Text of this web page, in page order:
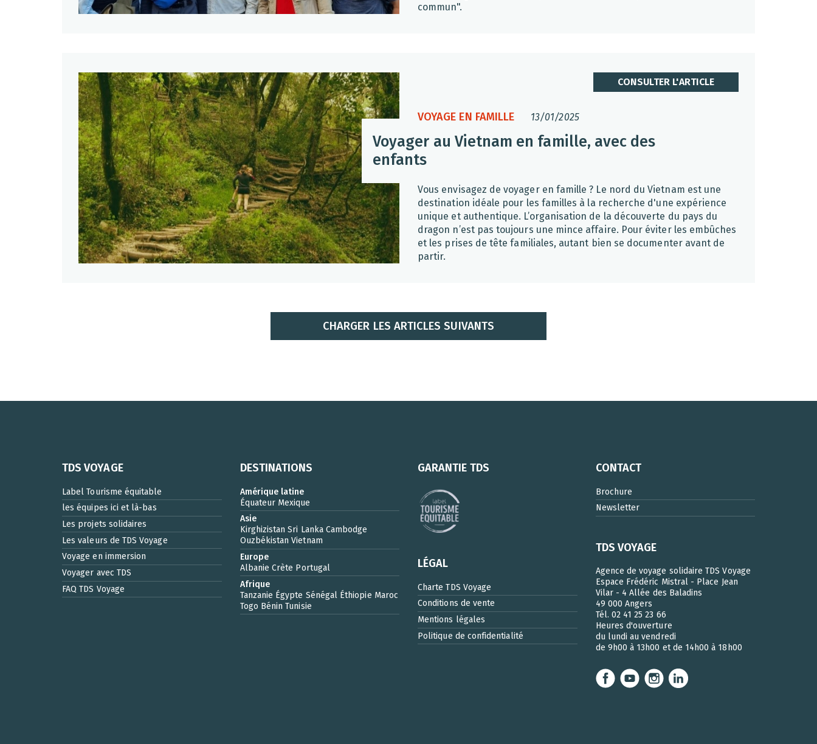
commun".
CONSULTER L'ARTICLE
VOYAGE EN FAMILLE 13/01/2025
Voyager au Vietnam en famille, avec des
enfants
Vous envisagez de voyager en famille ? Le nord du Vietnam est une
destination idéale pour les familles à la recherche d'une expérience
unique et authentique. L’organisation de la découverte du pays du
dragon n’est pas toujours une mince affaire. Pour éviter les embûches
et les prises de tête familiales, autant bien se documenter avant de
partir.
CHARGER LES ARTICLES SUIVANTS
TDS VOYAGE
Label Tourisme équitable
les équipes ici et là-bas
Les projets solidaires
Les valeurs de TDS Voyage
Voyage en immersion
Voyager avec TDS
FAQ TDS Voyage
DESTINATIONS
Amérique latine
Équateur Mexique
Asie
Kirghizistan Sri Lanka Cambodge
Ouzbékistan Vietnam
Europe
Albanie Crète Portugal
Afrique
Tanzanie Égypte Sénégal Éthiopie Maroc
Togo Bénin Tunisie
GARANTIE TDS
LÉGAL
Charte TDS Voyage
Conditions de vente
Mentions légales
Politique de confidentialité
CONTACT
Brochure
Newsletter
TDS VOYAGE
Agence de voyage solidaire TDS Voyage
Espace Frédéric Mistral - Place Jean
Vilar - 4 Allée des Baladins
49 000 Angers
Tél. 02 41 25 23 66
Heures d'ouverture
du lundi au vendredi
de 9h00 à 13h00 et de 14h00 à 18h00